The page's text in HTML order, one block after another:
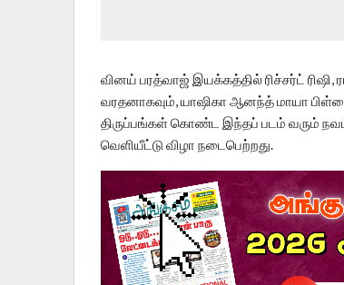
வினய் பரத்வாஜ் இயக்கத்தில் ரிச்சர்ட்
வரதனாகவும், யாஷிகா ஆனந்த் மாயா
திருப்பங்கள் கொண்ட இந்தப் படம் வரும்
வெளியீட்டு விழா நடைபெற்றது.